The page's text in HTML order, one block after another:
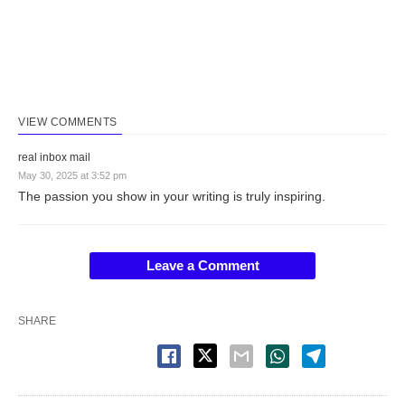
VIEW COMMENTS
real inbox mail
May 30, 2025 at 3:52 pm
The passion you show in your writing is truly inspiring.
Leave a Comment
SHARE